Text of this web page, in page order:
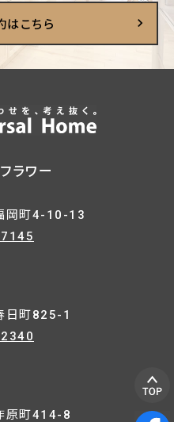
はこちら
ラワー
岡町4-10-13
日町825-1
原町414-8